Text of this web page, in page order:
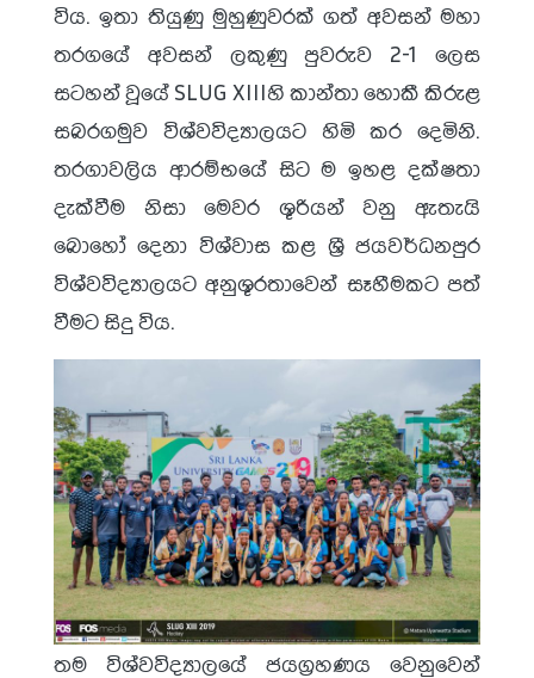
විය. ඉතා තියුණු මුහුණුවරක් ගත් අවසන් මහා
තරගයේ අවසන් ලකුණු පුවරුව 2-1 ලෙස
සටහන් වූයේ SLUG XIIIහි කාන්තා හොකී කිරුළ
සබරගමුව විශ්වවිද්‍යාලයට හිමි කර දෙමිනි.
තරගාවලිය ආරම්භයේ සිට ම ඉහළ දක්ෂතා
දැක්වීම නිසා මෙවර ශූරියන් වනු ඇතැයි
බොහෝ දෙනා විශ්වාස කළ ශ්‍රී ජයවර්ධනපුර
විශ්වවිද්‍යාලයට අනුශූරතාවෙන් සෑහීමකට පත්
වීමට සිදු විය.
තම විශ්වවිද්‍යාලයේ ජයග්‍රහණය වෙනුවෙන්